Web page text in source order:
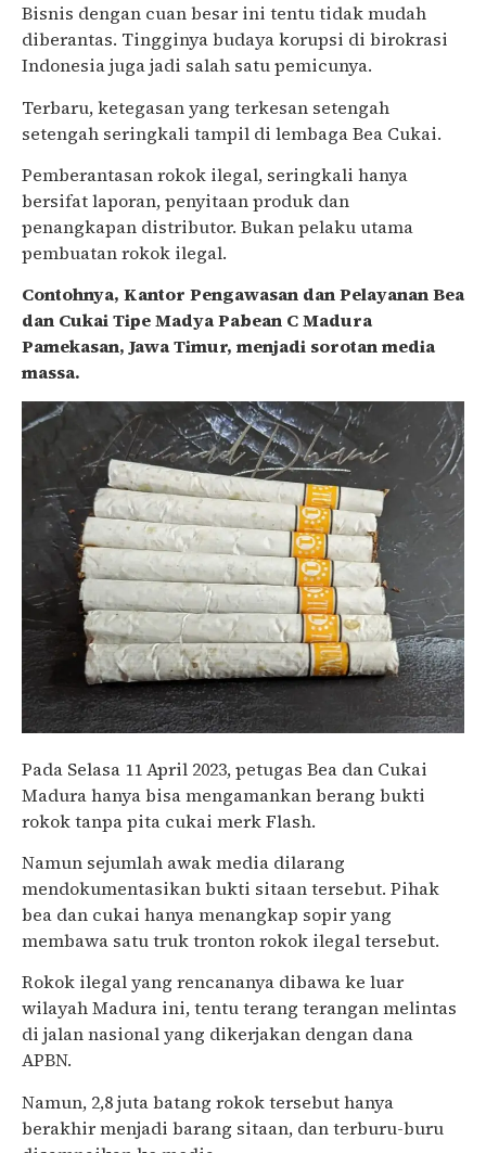
Bisnis dengan cuan besar ini tentu tidak mudah
diberantas. Tingginya budaya korupsi di birokrasi
Indonesia juga jadi salah satu pemicunya.
Terbaru, ketegasan yang terkesan setengah
setengah seringkali tampil di lembaga Bea Cukai.
Pemberantasan rokok ilegal, seringkali hanya
bersifat laporan, penyitaan produk dan
penangkapan distributor. Bukan pelaku utama
pembuatan rokok ilegal.
Contohnya, Kantor Pengawasan dan Pelayanan Bea
dan Cukai Tipe Madya Pabean C Madura
Pamekasan, Jawa Timur, menjadi sorotan media
massa.
Pada Selasa 11 April 2023, petugas Bea dan Cukai
Madura hanya bisa mengamankan berang bukti
rokok tanpa pita cukai merk Flash.
Namun sejumlah awak media dilarang
mendokumentasikan bukti sitaan tersebut. Pihak
bea dan cukai hanya menangkap sopir yang
membawa satu truk tronton rokok ilegal tersebut.
Rokok ilegal yang rencananya dibawa ke luar
wilayah Madura ini, tentu terang terangan melintas
di jalan nasional yang dikerjakan dengan dana
APBN.
Namun, 2,8 juta batang rokok tersebut hanya
berakhir menjadi barang sitaan, dan terburu-buru